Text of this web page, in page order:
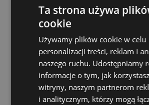
AA (brak
oprzez
użyciem
(np. od
da USB
Ta strona używa
cookie
Używamy plików cookie w celu
personalizacji treści, reklam i
naszego ruchu. Udostępniamy
informacje o tym, jak
witryny, naszym partnerom
i analitycznym, którzy mogą